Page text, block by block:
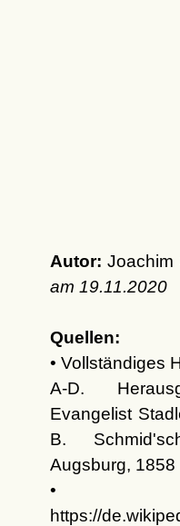
Autor: Joachim
am 19.11.2020
Quellen:
• Vollständiges
A-D.
Evangelist
B.
Augsburg, 1858
•
https://